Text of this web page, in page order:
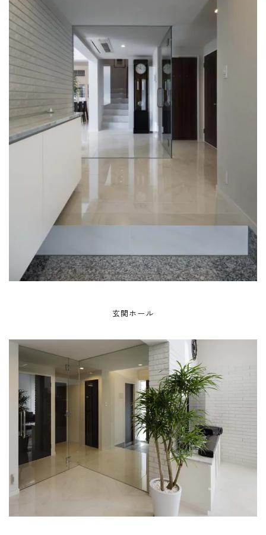
玄関ホール